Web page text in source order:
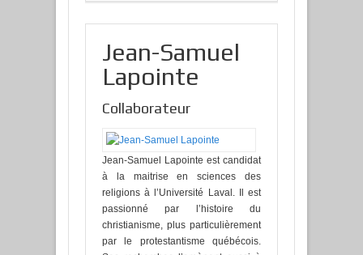
Jean-Samuel
Lapointe
Collaborateur
Jean-Samuel Lapointe est candidat
à la maitrise en sciences des
religions à l’Université Laval. Il est
passionné par l’histoire du
christianisme, plus particulièrement
par le protestantisme québécois.